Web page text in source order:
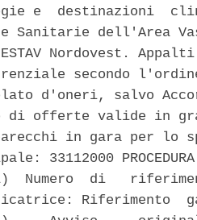
e  destinazioni
Sanitarie dell'Area
Nordovest.
secondo
d'oneri, salvo
di offerte valide in
in gara per lo
33112000
Numero  di
Riferimento